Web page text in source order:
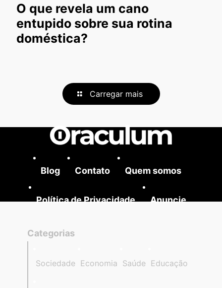
O que revela um cano
entupido sobre sua rotina
doméstica?
Carregar mais
Blog Contato Quem somos
Política de Privacidade Anuncie
Categorias
Sociedade Economia Saúde Educação